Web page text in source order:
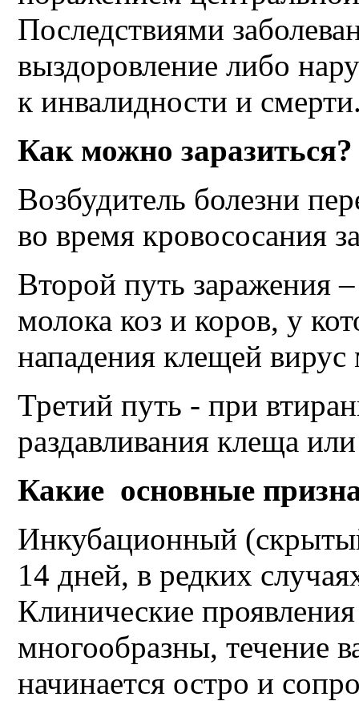
Последствиями
выздоровление либо
к инвалидности и
Как можно заразиться?
Возбудитель болезни
во время кровососания
Второй путь заражения
молока коз и коров, у
нападения клещей
Третий путь - при
раздавливания клеща
Какие основные
Инкубационный
14 дней, в редких
Клинические
многообразны, течение
начинается остро и